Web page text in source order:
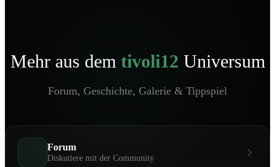
Mehr aus dem tivoli12 Universum
Forum, Geschichte, Galerie & Tippspiel
Forum
Diskutiere mit der Community